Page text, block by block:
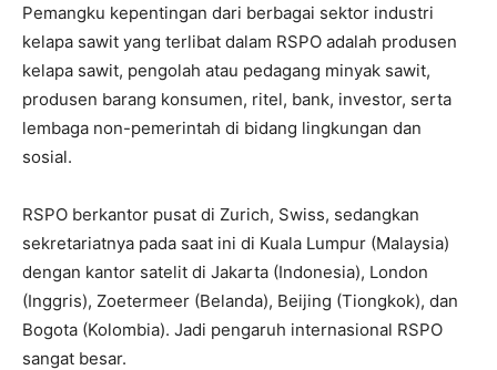
Pemangku kepentingan dari berbagai sektor industri
kelapa sawit yang terlibat dalam RSPO adalah produsen
kelapa sawit, pengolah atau pedagang minyak sawit,
produsen barang konsumen, ritel, bank, investor, serta
lembaga non-pemerintah di bidang lingkungan dan
sosial.
RSPO berkantor pusat di Zurich, Swiss, sedangkan
sekretariatnya pada saat ini di Kuala Lumpur (Malaysia)
dengan kantor satelit di Jakarta (Indonesia), London
(Inggris), Zoetermeer (Belanda), Beijing (Tiongkok), dan
Bogota (Kolombia). Jadi pengaruh internasional RSPO
sangat besar.